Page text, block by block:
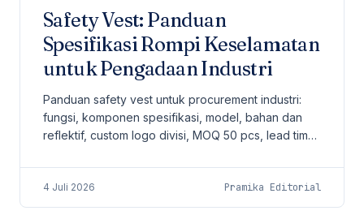
Safety Vest: Panduan
Spesifikasi Rompi Keselamatan
untuk Pengadaan Industri
Panduan safety vest untuk procurement industri:
fungsi, komponen spesifikasi, model, bahan dan
reflektif, custom logo divisi, MOQ 50 pcs, lead time,
4 Juli 2026 Pramika Editorial